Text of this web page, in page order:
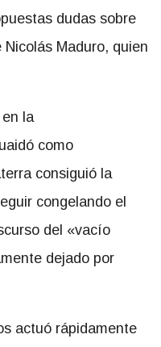
dudas sobre
Maduro, quien
la
como
consiguió la
congelando el
del «vacío
dejado por
actuó rápidamente